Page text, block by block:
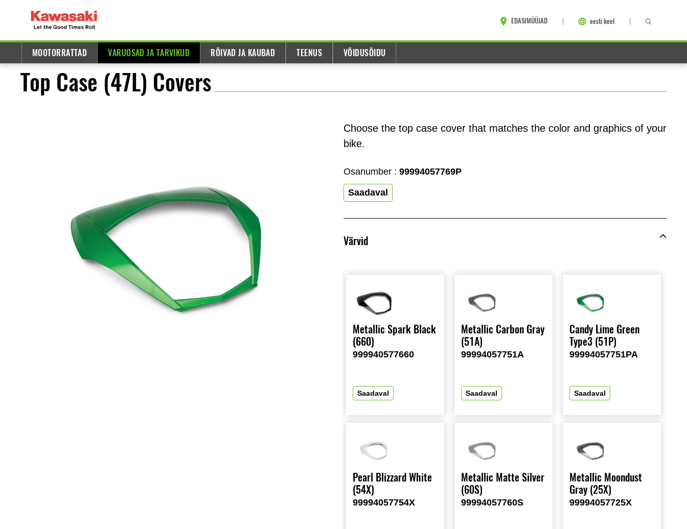
EDASIMÜÜJAD eesti keel
MOOTORRATTAD VARUOSAD JA TARVIKUD RÕIVAD JA KAUBAD TEENUS VÕIDUSÕIDU
Top Case (47L) Covers
Choose the top case cover that matches the color and graphics of your
bike.
Osanumber : 99994057769P
Saadaval
Värvid
Metallic Spark Black
(660)
999940577660
Saadaval
Metallic Carbon Gray
(51A)
99994057751A
Saadaval
Candy Lime Green
Type3 (51P)
99994057751PA
Saadaval
Pearl Blizzard White
(54X)
99994057754X
Metallic Matte Silver
(60S)
99994057760S
Metallic Moondust
Gray (25X)
99994057725X